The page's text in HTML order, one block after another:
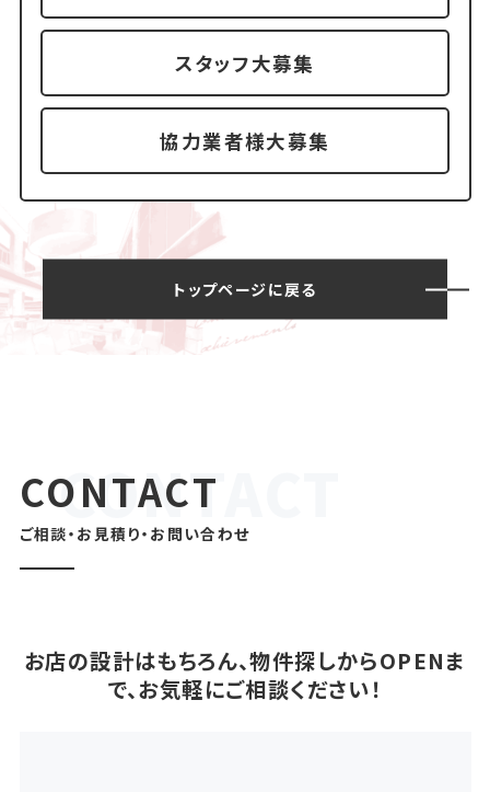
スタッフ大募集
協力業者様大募集
トップページに戻る
CONTACT
ご相談・お見積り・お問い合わせ
お店の設計はもちろん、物件探しからOPENま
で、お気軽にご相談ください！